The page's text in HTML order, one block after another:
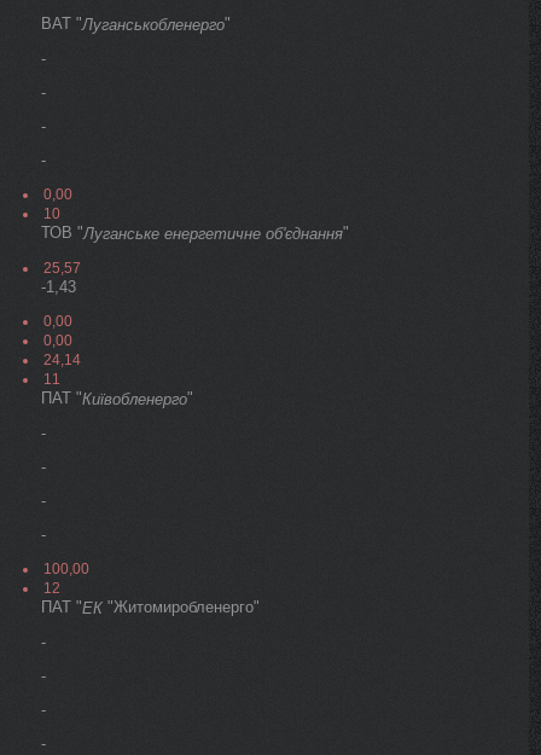
ВАТ "Луганськобленерго"
-
-
-
-
0,00
10
ТОВ "Луганське енергетичне об'єднання"
25,57
-1,43
0,00
0,00
24,14
11
ПАТ "Київобленерго"
-
-
-
-
100,00
12
ПАТ "ЕК "Житомиробленерго"
-
-
-
-